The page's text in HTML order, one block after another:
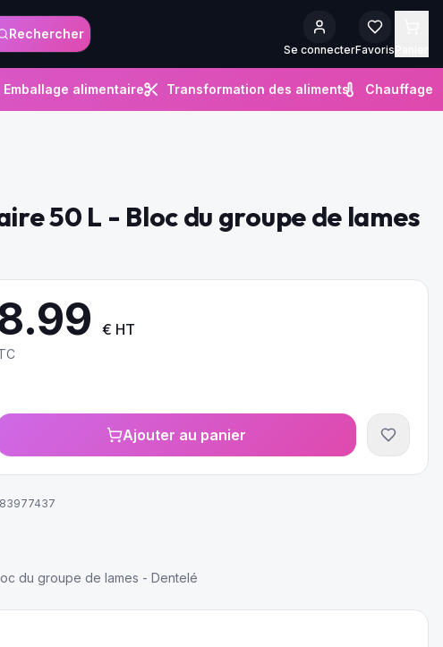
Rechercher
Se connecterFavoris
Emballage alimentaire Transformation des aliments Chauffage
50 L - Bloc du groupe de lames
€ HT
Ajouter au panier
du groupe de lames - Dentelé